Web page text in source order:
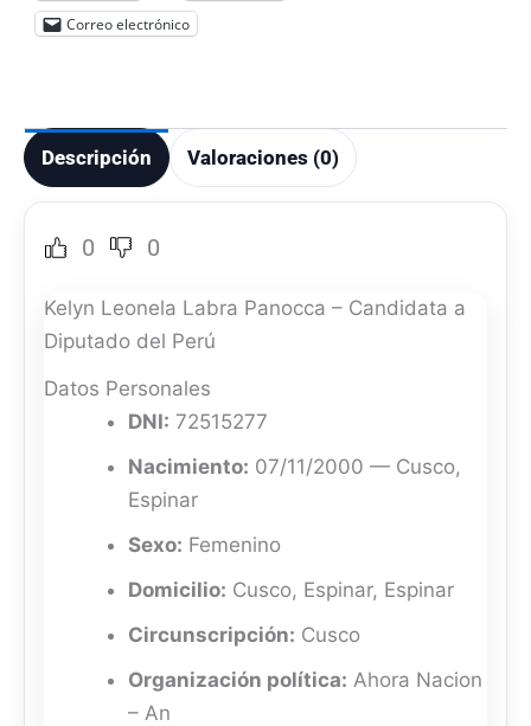
Correo electrónico
Descripción Valoraciones (0)
0 0
Kelyn Leonela Labra Panocca – Candidata a
Diputado del Perú
Datos Personales
DNI: 72515277
Nacimiento: 07/11/2000 — Cusco,
Espinar
Sexo: Femenino
Domicilio: Cusco, Espinar, Espinar
Circunscripción: Cusco
Organización política: Ahora Nacion
– An